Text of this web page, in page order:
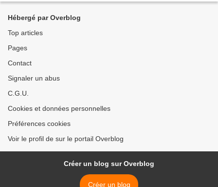
Hébergé par Overblog
Top articles
Pages
Contact
Signaler un abus
C.G.U.
Cookies et données personnelles
Préférences cookies
Voir le profil de sur le portail Overblog
Créer un blog sur Overblog
Créer un blog